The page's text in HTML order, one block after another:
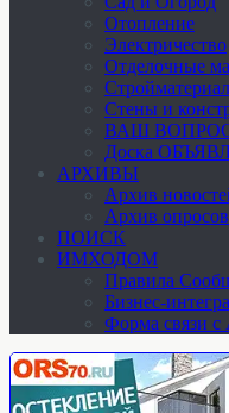
Отопление
Электричество
Отделочные
Стены и
ВАШ
Доска
АРХИВЫ
Архив
Архив опросов
ПОИСК
ИМХОДОМ
Правила
Бизнес-
Форма связи